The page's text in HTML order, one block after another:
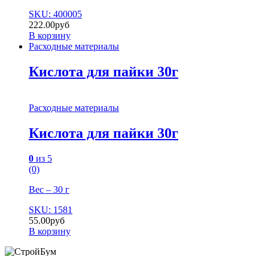
SKU: 400005
222.00руб
В корзину
Расходные материалы
Кислота для пайки 30г
Расходные материалы
Кислота для пайки 30г
0 из 5
(0)
Вес – 30 г
SKU: 1581
55.00руб
В корзину